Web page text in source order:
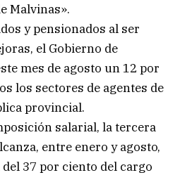
Malvinas».
y pensionados al ser
el Gobierno de
mes de agosto un 12 por
los sectores de agentes de
provincial.
salarial, la tercera
entre enero y agosto,
37 por ciento del cargo